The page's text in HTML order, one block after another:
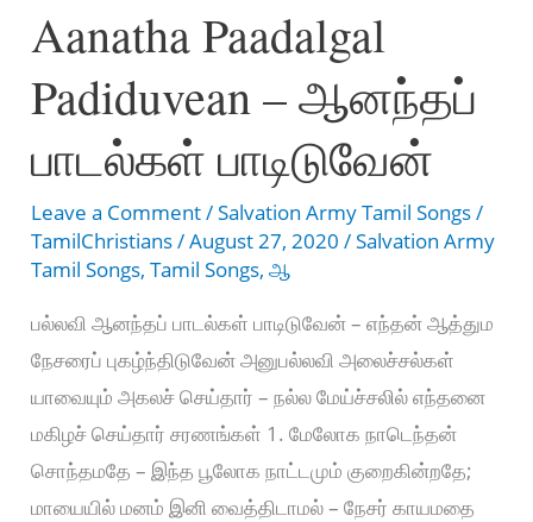
Ennai
Aanatha Paadalgal
Padiduvean – ஆனந்தப்
பாடல்கள் பாடிடுவேன்
Leave a Comment/Salvation Army Tamil Songs/
TamilChristians/August 27, 2020/Salvation Army
Tamil Songs,Tamil Songs,ஆ
பல்லவி ஆனந்தப் பாடல்கள் பாடிடுவேன் – எந்தன் ஆத்தும
நேசரைப் புகழ்ந்திடுவேன் அனுபல்லவி அலைச்சல்கள்
யாவையும் அகலச் செய்தார் – நல்ல மேய்ச்சலில் எந்தனை
மகிழச் செய்தார் சரணங்கள் 1. மேலோக நாடெந்தன்
சொந்தமதே – இந்த பூலோக நாட்டமும் குறைகின்றதே;
மாயையில் மனம் இனி வைத்திடாமல் – நேசர் காயமதை